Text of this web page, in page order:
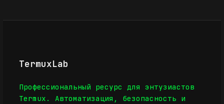
TermuxLab
Профессиональный ресурс для энтузиастов
Termux. Автоматизация, безопасность и